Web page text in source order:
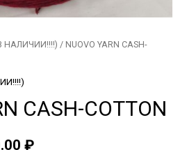
НАЛИЧИИ!!!!) / NUOVO YARN CASH-
CASH-COTTON
₽